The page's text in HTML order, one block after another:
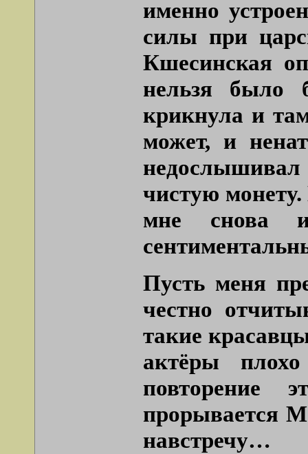
именно
силы при
Кшесинская
нельзя было
крикнула и
может, и
чистую
мне снова
Пусть меня
честно
такие
актёры
повторение
прорывается
навстречу…